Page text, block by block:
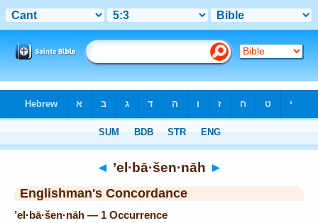
◄ ’el·bā·šen·nāh ►
Englishman's Concordance
’el·bā·šen·nāh — 1 Occurrence